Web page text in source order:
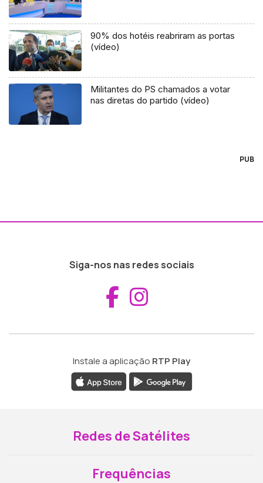
90% dos hotéis reabriram as portas
(vídeo)
Militantes do PS chamados a votar
nas diretas do partido (vídeo)
PUB
Siga-nos nas redes sociais
Aceder ao
Instale a aplicação RTP Play
Redes de Satélites
Frequências